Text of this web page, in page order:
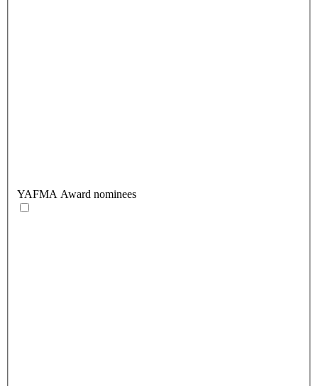
YAFMA Award nominees